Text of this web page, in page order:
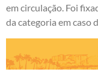
em circulação. Foi
da categoria em caso